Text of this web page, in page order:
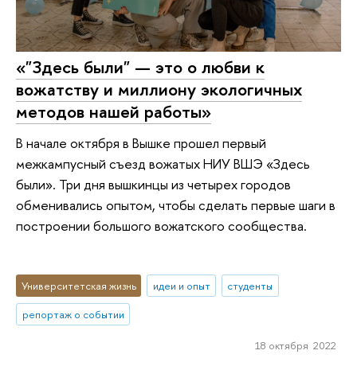
«"Здесь были" — это о любви к
вожатству и миллиону экологичных
методов нашей работы»
В начале октября в Вышке прошел первый
межкампусный съезд вожатых НИУ ВШЭ «Здесь
были». Три дня вышкинцы из четырех городов
обменивались опытом, чтобы сделать первые шаги в
построении большого вожатского сообщества.
Университетская жизнь идеи и опыт
студенты
репортаж о событии
18 октября 2022